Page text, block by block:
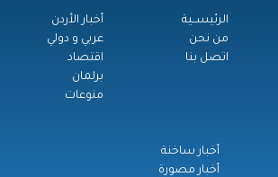
الرئيســية
من نحن
اتصل بنا
أخبار الأردن
عربي و دولي
اقتصاد
برلمان
منوعات
أخبار ساخنة
أخبار مصورة